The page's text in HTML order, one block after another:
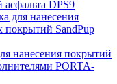
DPS9
для нанесения
покрытий SandPup
нанесения покрытий
PORTA-